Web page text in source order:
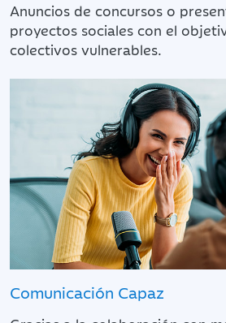
Anuncios de concursos o
proyectos sociales con el
colectivos vulnerables.
Comunicación Capaz